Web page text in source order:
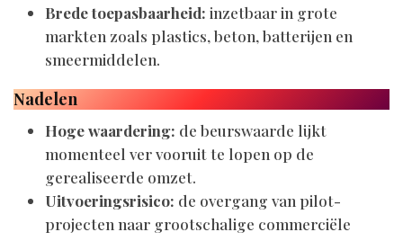
Brede toepasbaarheid: inzetbaar in grote
markten zoals plastics, beton, batterijen en
smeermiddelen.
Nadelen
Hoge waardering: de beurswaarde lijkt
momenteel ver vooruit te lopen op de
gerealiseerde omzet.
Uitvoeringsrisico: de overgang van pilot-
projecten naar grootschalige commerciële